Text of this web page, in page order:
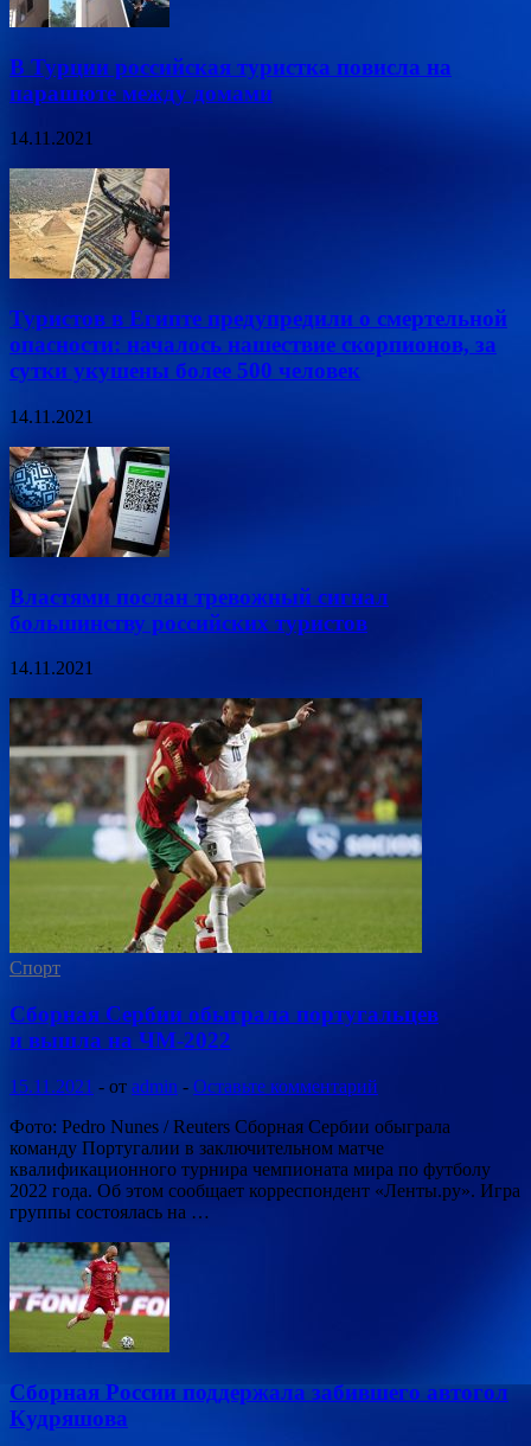
В Турции российская туристка повисла на
парашюте между домами
14.11.2021
Туристов в Египте предупредили о смертельной
опасности: началось нашествие скорпионов, за
сутки укушены более 500 человек
14.11.2021
Властями послан тревожный сигнал
большинству российских туристов
14.11.2021
Спорт
Сборная Сербии обыграла португальцев
и вышла на ЧМ-2022
15.11.2021 - от admin - Оставьте комментарий
Фото: Pedro Nunes / Reuters Сборная Сербии обыграла
команду Португалии в заключительном матче
квалификационного турнира чемпионата мира по футболу
2022 года. Об этом сообщает корреспондент «Ленты.ру». Игра
группы состоялась на …
Сборная России поддержала забившего автогол
Кудряшова